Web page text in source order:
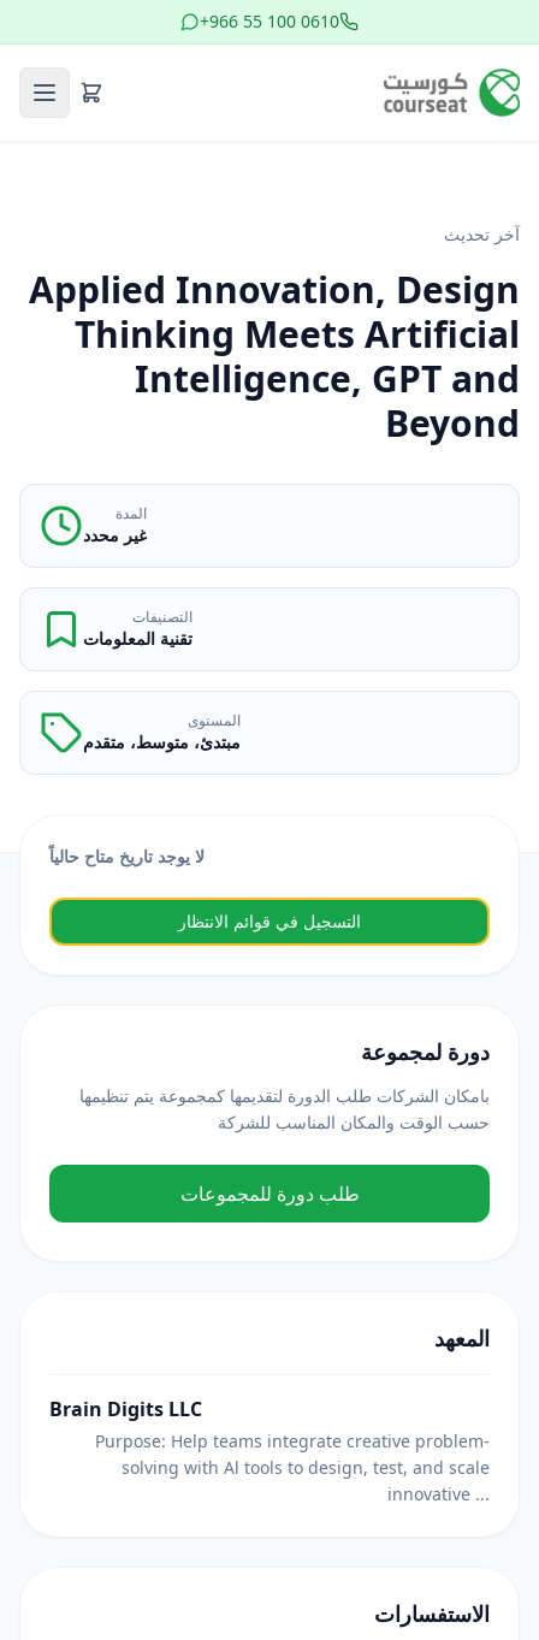
+966 55 100 0610
آخر تحديث
Applied Innovation, Design
Thinking Meets Artificial
Intelligence, GPT and
Beyond
المدة
غير محدد
التصنيفات
تقنية المعلومات
المستوى
مبتدئ، متوسط، متقدم
لا يوجد تاريخ متاح حالياً
التسجيل في قوائم الانتظار
دورة لمجموعة
بامكان الشركات طلب الدورة لتقديمها كمجموعة يتم تنظيمها
حسب الوقت والمكان المناسب للشركة
طلب دورة للمجموعات
المعهد
Brain Digits LLC
Purpose: Help teams integrate creative problem-
solving with Al tools to design, test, and scale
innovative ...
الاستفسارات